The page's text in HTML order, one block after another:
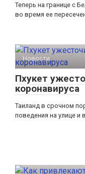
Теперь на границе с
во время ее
Новости
Пхукет
коронавируса
Таиланд в срочном
поведения на улице и